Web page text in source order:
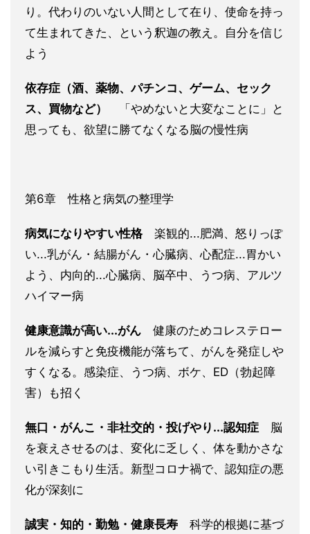
り。代わりのいない人間として在り、使命を持っ
て生まれてきた、という釈迦の教え。自分を信じ
よう
依存症（酒、薬物、パチンコ、ゲーム、セック
ス、買物など）
「やめないと大変なことに」と
思っても、欲望に勝てなくなる脳の慢性病
第6章 性格と病気の整理学
病気になりやすい性格 楽観的...肥満、怒りっぽ
い...乳がん・結腸がん・心臓病、心配症...胃かい
よう、内向的...心臓病、脳卒中、うつ病、アルツ
ハイマー病
健康意識が高い...がん 健康のためコレステロー
ルを減らすと免疫機能が落ちて、がんを発症しや
すくなる。感染症、うつ病、ボケ、ED（勃起障
害）も招く
無口・がんこ・非社交的・投げやり...認知症 脳
を衰えさせるのは、変化に乏しく、体を動かさな
い引きこもり生活。新型コロナ禍で、認知症の悪
化が深刻に
誠実・知的・勤勉・健康長寿 科学的根拠に基づ